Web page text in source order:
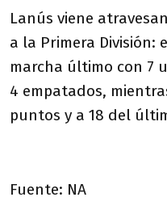
Lanús viene
a la Primera División:
marcha último con 7
4 empatados,
puntos y a 18 del
Fuente: NA